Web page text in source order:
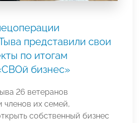
представили свои
по итогам
бизнес»
26 ветеранов
членов их семей,
собственный бизнес